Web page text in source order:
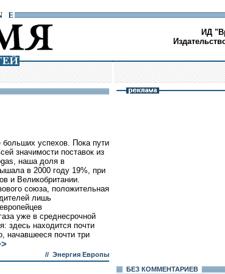
ИД
успехов. Пока пути
значимости поставок из
наша доля в
в 2000 году 19%, при
и Великобритании.
союза, положительная
лишь
уже в среднесрочной
здесь находится почти
начавшееся почти три
// Энергия Европы
БЕЗ КОМMЕНТАРИЕВ